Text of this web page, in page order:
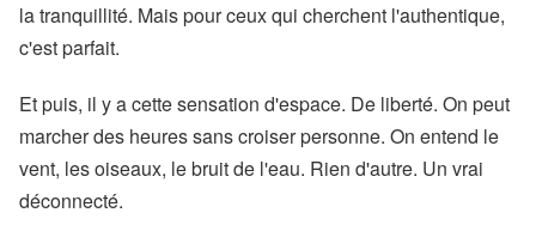
la tranquillité. Mais pour ceux qui cherchent l'authentique,
c'est parfait.
Et puis, il y a cette sensation d'espace. De liberté. On peut
marcher des heures sans croiser personne. On entend le
vent, les oiseaux, le bruit de l'eau. Rien d'autre. Un vrai
déconnecté.